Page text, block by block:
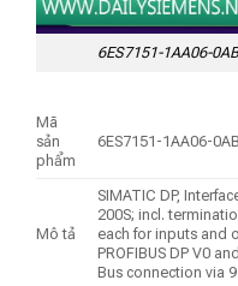
6ES7151-1AA06-
Mã
sản
phẩm
6ES7151-1AA06-
Mô tả
SIMATIC DP,
200S; incl.
each for inputs and
PROFIBUS DP V0
Bus connection via